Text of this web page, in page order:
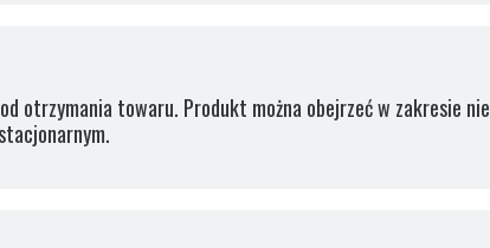
otrzymania towaru. Produkt można obejrzeć w zakresie